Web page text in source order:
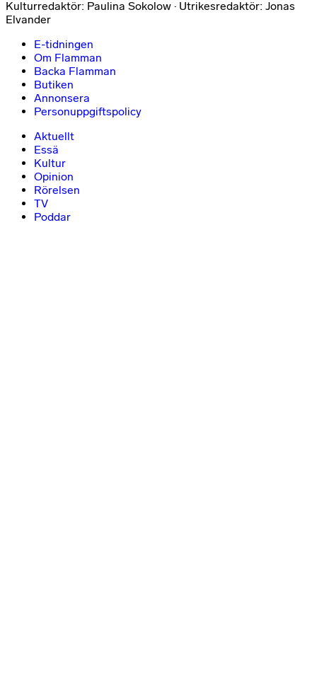
Kulturredaktör: Paulina Sokolow · Utrikesredaktör: Jonas
Elvander
E-tidningen
Om Flamman
Backa Flamman
Butiken
Annonsera
Personuppgiftspolicy
Aktuellt
Essä
Kultur
Opinion
Rörelsen
TV
Poddar